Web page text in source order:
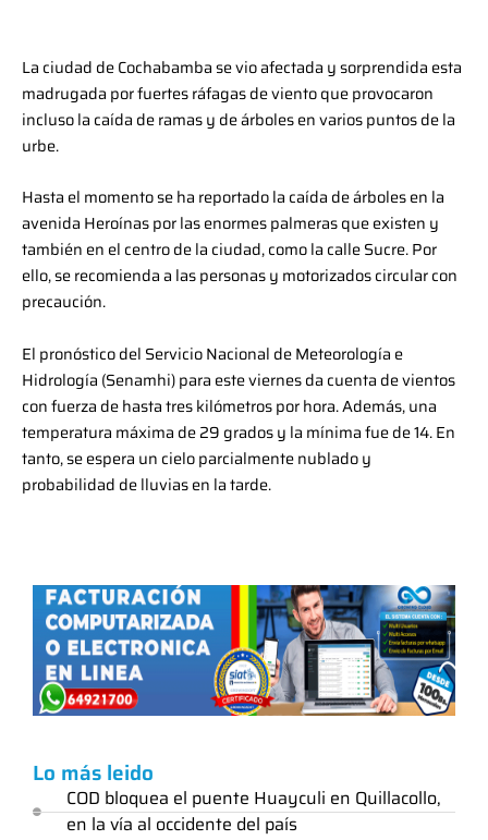
La ciudad de Cochabamba se vio afectada y sorprendida esta
madrugada por fuertes ráfagas de viento que provocaron
incluso la caída de ramas y de árboles en varios puntos de la
urbe.
Hasta el momento se ha reportado la caída de árboles en la
avenida Heroínas por las enormes palmeras que existen y
también en el centro de la ciudad, como la calle Sucre. Por
ello, se recomienda a las personas y motorizados circular con
precaución.
El pronóstico del Servicio Nacional de Meteorología e
Hidrología (Senamhi) para este viernes da cuenta de vientos
con fuerza de hasta tres kilómetros por hora. Además, una
temperatura máxima de 29 grados y la mínima fue de 14. En
tanto, se espera un cielo parcialmente nublado y
probabilidad de lluvias en la tarde.
Lo más leido
COD bloquea el puente Huayculi en Quillacollo,
en la vía al occidente del país